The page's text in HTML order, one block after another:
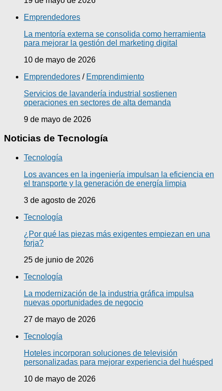
Emprendedores
La mentoría externa se consolida como herramienta
para mejorar la gestión del marketing digital
10 de mayo de 2026
Emprendedores / Emprendimiento
Servicios de lavandería industrial sostienen
operaciones en sectores de alta demanda
9 de mayo de 2026
Noticias de Tecnología
Tecnología
Los avances en la ingeniería impulsan la eficiencia en
el transporte y la generación de energía limpia
3 de agosto de 2026
Tecnología
¿Por qué las piezas más exigentes empiezan en una
forja?
25 de junio de 2026
Tecnología
La modernización de la industria gráfica impulsa
nuevas oportunidades de negocio
27 de mayo de 2026
Tecnología
Hoteles incorporan soluciones de televisión
personalizadas para mejorar experiencia del huésped
10 de mayo de 2026